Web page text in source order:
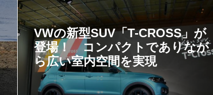
VWの新型SUV「T-CROSS」が
登場！ コンパクトでありなが
ら広い室内空間を実現